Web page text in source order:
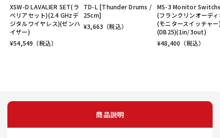
XSW-D LAVALIER SET(ラ
ベリアセット)(2.4 GHzデ
ジタルワイヤレス)(ゼンハ
イザー)
¥54,549 （税込）
TD-L [Thunder Drums /
25cm]
¥3,663 （税込）
MS-3 Monitor
(フランクリンオーデ
(モニタースイッチャ
(DB25)(1in/3out)
¥48,400 （税込）
商品説明